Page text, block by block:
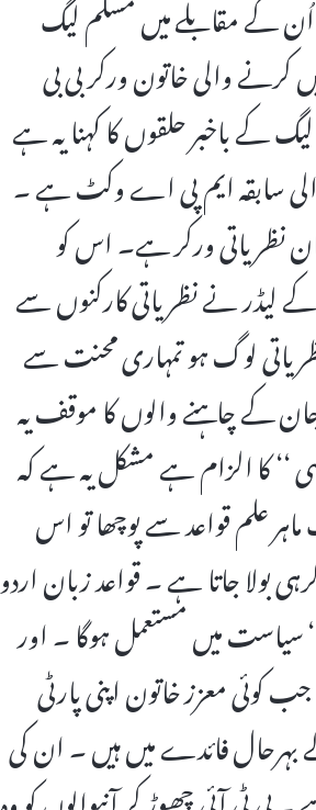
کے مقابلے میں مسلم لیگ
کرنے والی خاتون ورکر بی بی
باخبر حلقوں کا کہنا یہ ہے
سابقہ ایم پی اے وکٹ ہے ۔
نظریاتی ورکر ہے۔ اس کو
لیڈر نے نظریاتی کارکنوں سے
لوگ ہو تمہاری محنت سے
کے چاہنے والوں کا موقف یہ
‘‘ کا الزام ہے مشکل یہ ہے کہ
ماہر علم قواعد سے پوچھا تو اس
بولا جاتا ہے ۔ قواعد زبان اردو
‘‘ سیاست میں مستعمل ہوگا ۔ اور
معزز خاتون اپنی پارٹی
فائدے میں ہیں ۔ ان کی